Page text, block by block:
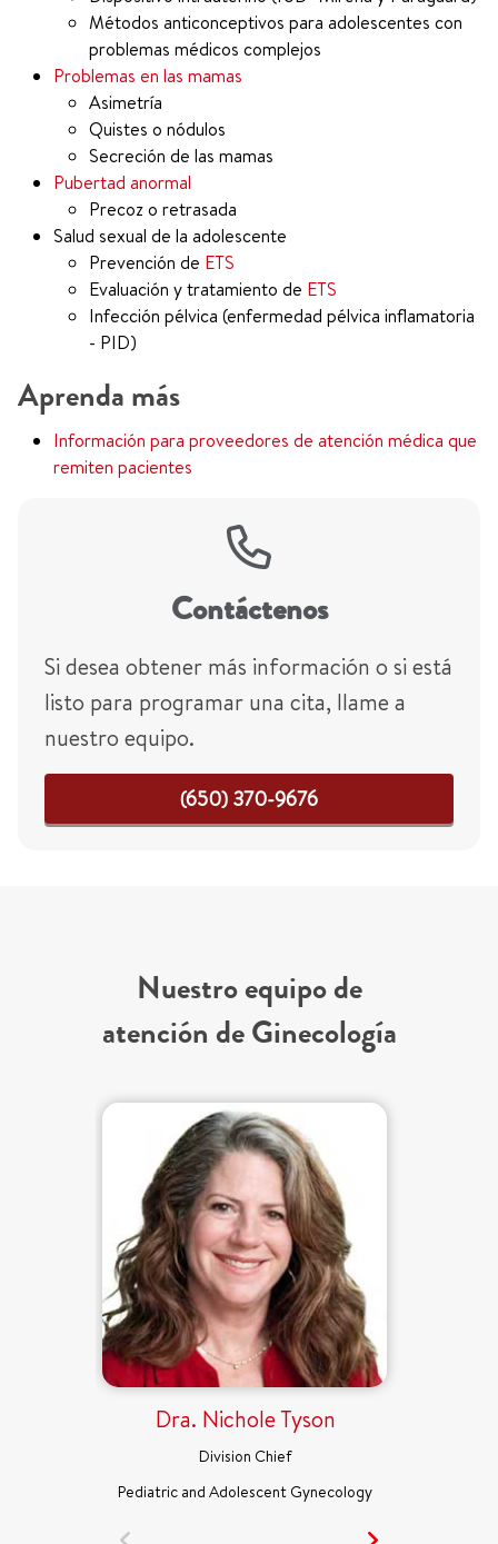
Métodos anticonceptivos para adolescentes con
problemas médicos complejos
Problemas en las mamas
Asimetría
Quistes o nódulos
Secreción de las mamas
Pubertad anormal
Precoz o retrasada
Salud sexual de la adolescente
Prevención de ETS
Evaluación y tratamiento de ETS
Infección pélvica (enfermedad pélvica inflamatoria
- PID)
Aprenda más
Información para proveedores de atención médica que
remiten pacientes
Contáctenos
Si desea obtener más información o si está
listo para programar una cita, llame a
nuestro equipo.
(650) 370-9676
Nuestro equipo de
atención de Ginecología
Dra. Nichole Tyson
Division Chief
Pediatric and Adolescent Gynecology